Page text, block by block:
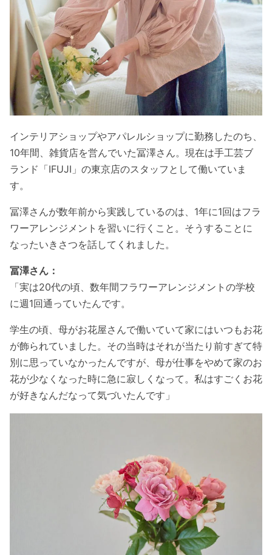
インテリアショップやアパレルショップに勤務したのち、
10年間、雑貨店を営んでいた冨澤さん。現在は手工芸ブ
ランド「IFUJI」の東京店のスタッフとして働いていま
す。
冨澤さんが数年前から実践しているのは、1年に1回はフラ
ワーアレンジメントを習いに行くこと。そうすることに
なったいきさつを話してくれました。
冨澤さん：
「実は20代の頃、数年間フラワーアレンジメントの学校
に週1回通っていたんです。
学生の頃、母がお花屋さんで働いていて家にはいつもお花
が飾られていました。その当時はそれが当たり前すぎて特
別に思っていなかったんですが、母が仕事をやめて家のお
花が少なくなった時に急に寂しくなって。私はすごくお花
が好きなんだなって気づいたんです」